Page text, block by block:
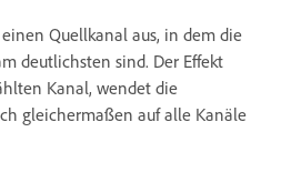
Quellkanal aus, in dem die
deutlichsten sind. Der Effekt
Kanal, wendet die
gleichermaßen auf alle Kanäle